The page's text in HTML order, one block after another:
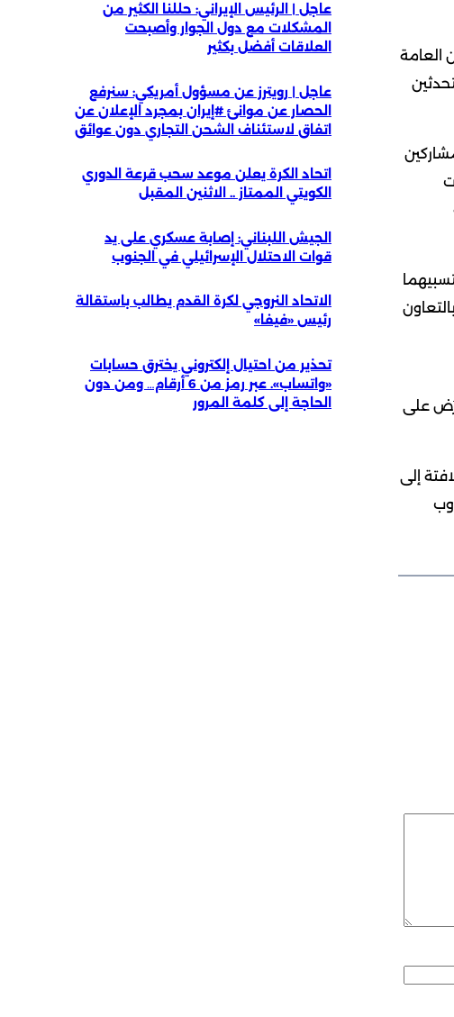
العامة
على
إلى
في الحروب
عاجل | الرئيس الإيراني: حللنا الكثير من
المشكلات مع دول الجوار وأصبحت
العلاقات أفضل بكثير
عاجل | رويترز عن مسؤول أمريكي: سنرفع
الحصار عن موانئ #إيران بمجرد الإعلان عن
اتفاق لاستئناف الشحن التجاري دون عوائق
اتحاد الكرة يعلن موعد سحب قرعة الدوري
الكويتي الممتاز .. الاثنين المقبل
الجيش اللبناني: إصابة عسكري على يد
قوات الاحتلال الإسرائيلي في الجنوب
الاتحاد النروجي لكرة القدم يطالب باستقالة
رئيس «فيفا»
تحذير من احتيال إلكتروني يخترق حسابات
«واتساب». عبر رمز من 6 أرقام… ومن دون
الحاجة إلى كلمة المرور